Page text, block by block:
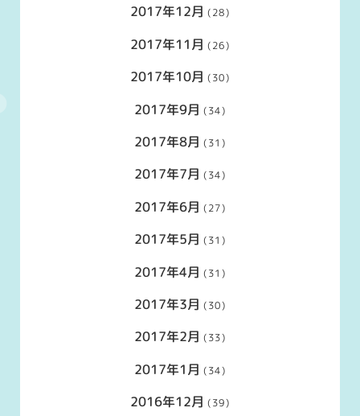
2017年12月 (28)
2017年11月 (26)
2017年10月 (30)
2017年9月 (34)
2017年8月 (31)
2017年7月 (34)
2017年6月 (27)
2017年5月 (31)
2017年4月 (31)
2017年3月 (30)
2017年2月 (33)
2017年1月 (34)
2016年12月 (39)